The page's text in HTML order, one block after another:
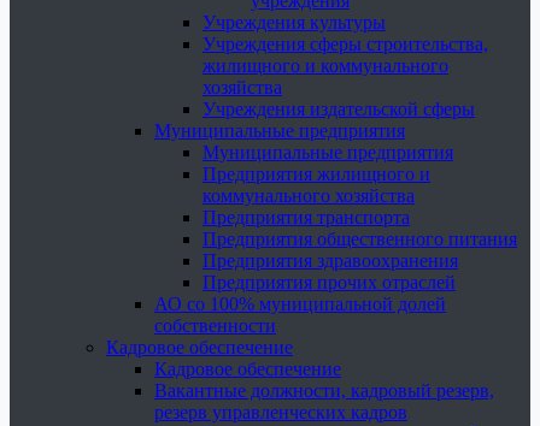
Учреждения культуры
Учреждения сферы строительства,
жилищного и коммунального
хозяйства
Учреждения издательской сферы
Муниципальные предприятия
Муниципальные предприятия
Предприятия жилищного и
коммунального хозяйства
Предприятия транспорта
Предприятия общественного питания
Предприятия здравоохранения
Предприятия прочих отраслей
АО со 100% муниципальной долей
собственности
Кадровое обеспечение
Кадровое обеспечение
Вакантные должности, кадровый резерв,
резерв управленческих кадров